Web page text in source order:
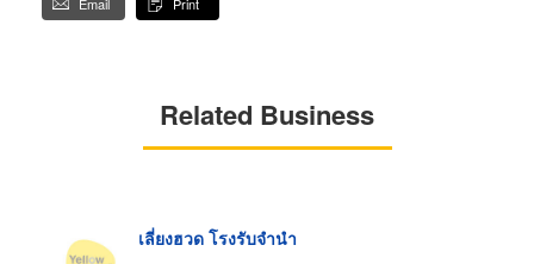
Email Print
Related Business
เลี่ยงฮวด โรงรับจำนำ